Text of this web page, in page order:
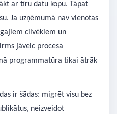
ar tīru datu kopu. Tāpat
Ja uzņēmumā nav vienotas
cilvēkiem un
jāveic procesa
programmatūra tikai ātrāk
ir šādas: migrēt visu bez
neizveidot